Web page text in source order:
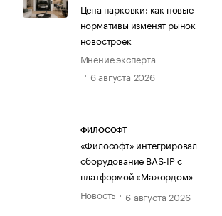
Цена парковки: как новые
нормативы изменят рынок
новостроек
Мнение эксперта
6 августа 2026
ФИЛОСОФТ
«Философт» интегрировал
оборудование BAS-IP с
платформой «Мажордом»
Новость
6 августа 2026